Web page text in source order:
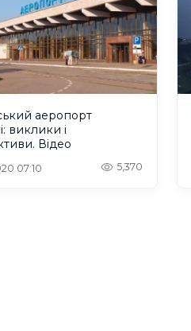
аеропорт
виклики і
Відео
07:10 5,370